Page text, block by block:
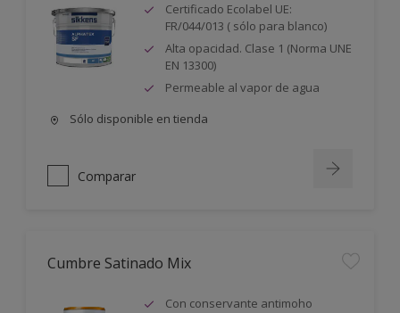
Certificado Ecolabel UE:
FR/044/013 ( sólo para blanco)
Alta opacidad. Clase 1 (Norma UNE
EN 13300)
Permeable al vapor de agua
Sólo disponible en tienda
Comparar
Cumbre Satinado Mix
Con conservante antimoho